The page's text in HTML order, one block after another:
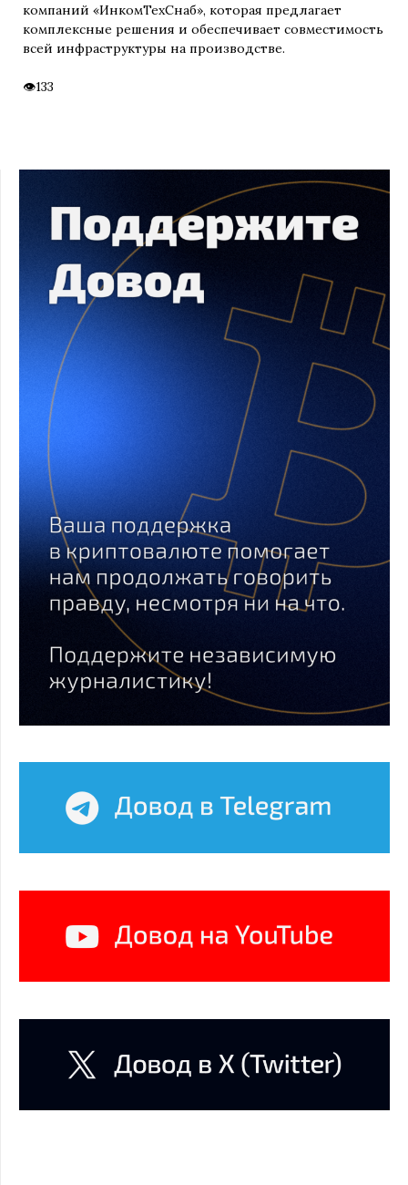
компаний «ИнкомТехСнаб», которая предлагает
комплексные решения и обеспечивает совместимость
всей инфраструктуры на производстве.
133